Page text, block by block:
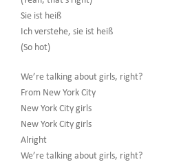
Sie ist heiß
Ich verstehe, sie ist heiß
(So hot)
We’re talking about girls, right?
From New York City
New York City girls
New York City girls
Alright
We’re talking about girls, right?